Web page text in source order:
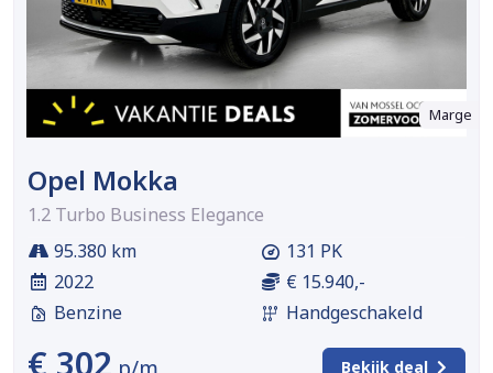
Marge
Opel Mokka
1.2 Turbo Business Elegance
95.380 km
2022
Benzine
131 PK
€ 15.940,-
Handgeschakeld
€ 302 Bekijk deal